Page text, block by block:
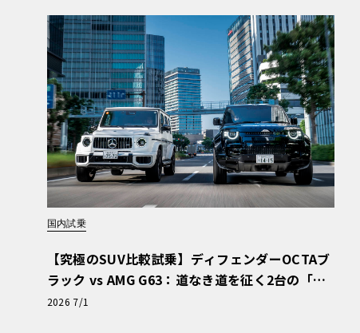
国内試乗
【究極のSUV比較試乗】ディフェンダーOCTAブ
ラック vs AMG G63：道なき道を征く2台の「対
極的アプローチ」
2026 7/1